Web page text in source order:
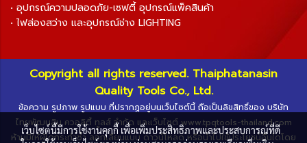
• อุปกรณ์ความปลอดภัย-เซฟตี้ อุปกรณ์แพ็คสินค้า
• ไฟส่องสว่าง และอุปกรณ์ช่าง LIGHTING
Copyright all rights reserved. Thaiphatanasin
Quality Tools Co., Ltd.
ข้อความ รูปภาพ รูปแบบ ที่ปรากฏอยู่บนเว็บไซต์นี้ ถือเป็นลิขสิทธิ์ของ บริษัท
ไทยพัฒนสิน ควอลิตี้ ทูลส์ จำกัด และเว็บไซต์ www.tpqtools-thailand.com
ห้ามมิให้ผู้ใดกระทำซ้ำ ลอกเลียนแบบ ดาวน์โหลด หรือนำไปใช้ประโยชน์อื่นใดโดย
เว็บไซต์นี้มีการใช้งานคุกกี้ เพื่อเพิ่มประสิทธิภาพและประสบการณ์ที่ดี